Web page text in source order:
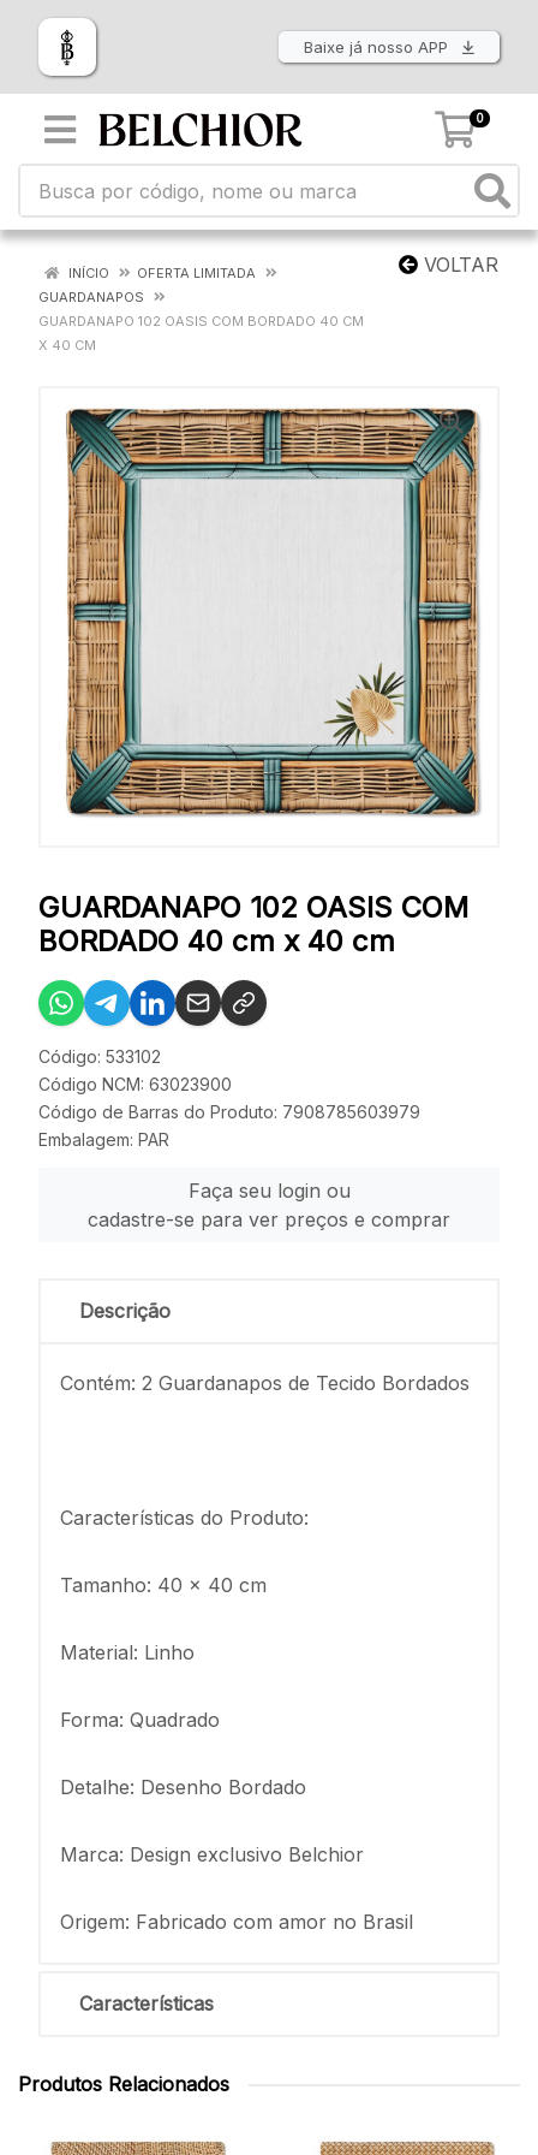
Baixe já nosso APP
0
VOLTAR
INÍCIO
OFERTA LIMITADA
GUARDANAPOS
GUARDANAPO 102 OASIS COM BORDADO 40 CM
X 40 CM
GUARDANAPO 102 OASIS COM
BORDADO 40 cm x 40 cm
Código: 533102
Código NCM: 63023900
Código de Barras do Produto: 7908785603979
Embalagem: PAR
Faça seu login ou
cadastre-se para ver preços e comprar
Descrição
Contém: 2 Guardanapos de Tecido Bordados
Características do Produto:
Tamanho: 40 x 40 cm
Material: Linho
Forma: Quadrado
Detalhe: Desenho Bordado
Marca: Design exclusivo Belchior
Origem: Fabricado com amor no Brasil
Características
Produtos Relacionados